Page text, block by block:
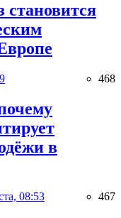
становится
468
в
08:53 467